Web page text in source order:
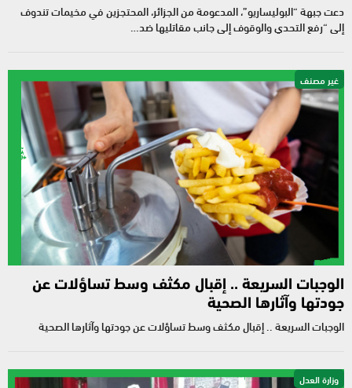
دعت جبهة “البوليساريو”، المدعومة من الجزائر، المحتجزين في مخيمات تندوف
إلى “رفع التحدي والوقوف إلى جانب مقاتليها ضد…
غير مصنف
الوجبات السريعة .. إقبال مكثف وسط تساؤلات عن
جودتها وآثارها الصحية
الوجبات السريعة .. إقبال مكثف وسط تساؤلات عن جودتها وآثارها الصحية
وزارة العدل